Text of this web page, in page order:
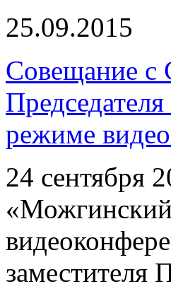
25.09.2015
Совещание с
режиме
24 сентября
заместителя